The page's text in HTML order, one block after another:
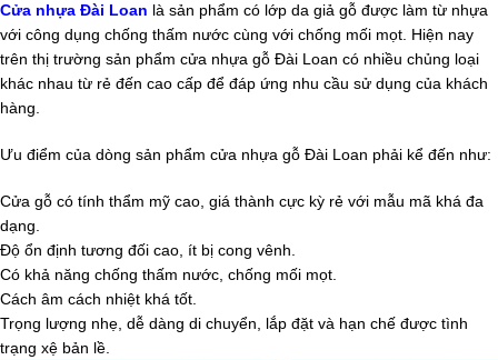
Cửa nhựa Đài Loan là sản phẩm có lớp da giả gỗ được làm từ nhựa
với công dụng chống thấm nước cùng với chống mối mọt. Hiện nay
trên thị trường sản phẩm cửa nhựa gỗ Đài Loan có nhiều chủng loại
khác nhau từ rẻ đến cao cấp để đáp ứng nhu cầu sử dụng của khách
hàng.
Ưu điểm của dòng sản phẩm cửa nhựa gỗ Đài Loan phải kể đến như:
Cửa gỗ có tính thẩm mỹ cao, giá thành cực kỳ rẻ với mẫu mã khá đa
dạng.
Độ ổn định tương đối cao, ít bị cong vênh.
Có khả năng chống thấm nước, chống mối mọt.
Cách âm cách nhiệt khá tốt.
Trọng lượng nhẹ, dễ dàng di chuyển, lắp đặt và hạn chế được tình
trạng xệ bản lề.